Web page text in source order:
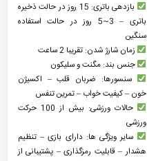
بازدهی باتری: 15 روز در حالت ذخیره
باتری – 3~5 روز در حالت استفاده
سنگین
زمان شارژ شدن: تقریبا 2 ساعت
جنس بند: مگنت و سلیکون
سنسورها: ضربان قلب – اکسیژن
خون – کیفیت خواب – تمرین تنفس
حالات ورزشی: بیش از 100 حرکت
ورزشی
سایر ویژگی ها: دارای بازی – تنظیم
هشدار – قابلیت رمزگذاری – پشتیبانی از